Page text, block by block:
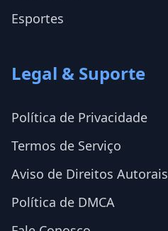
Esportes
Legal & Suporte
Política de Privacidade
Termos de Serviço
Aviso de Direitos Autorais
Política de DMCA